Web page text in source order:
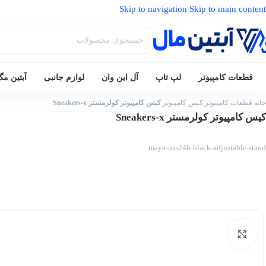
Skip to navigation Skip to main content
قطعات کامپیوتر لپ تاپ آل این وان لوازم جانبی آبتین
خانه قطعات کامپیوتر کیس کامپیوتر کیس کامپیوتر کولرمستر Sneakers-x
کیس کامپیوتر کولرمستر Sneakers-x
maya-mo24b-black-adjustable-stand